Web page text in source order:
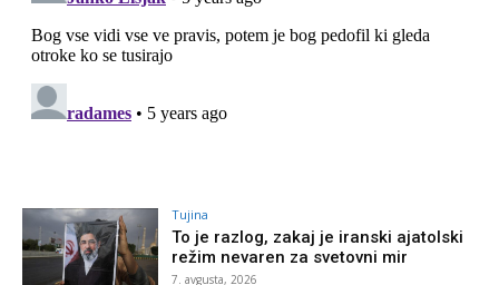
Tujina
To je razlog, zakaj je iranski ajatolski
režim nevaren za svetovni mir
7. avgusta, 2026